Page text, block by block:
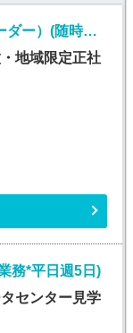
コールセンター管理・運営（SV・リーダー）(随時～長期*限定正社員*インサイドセールストレーナー)
地域限定正社
務*平日週5日)
センター見学